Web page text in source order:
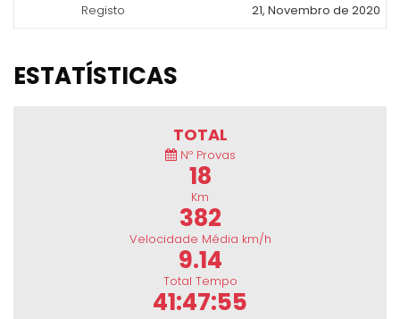
Registo
21, Novembro de 2020
ESTATÍSTICAS
TOTAL
Nº Provas
18
Km
382
Velocidade Média km/h
9.14
Total Tempo
41:47:55